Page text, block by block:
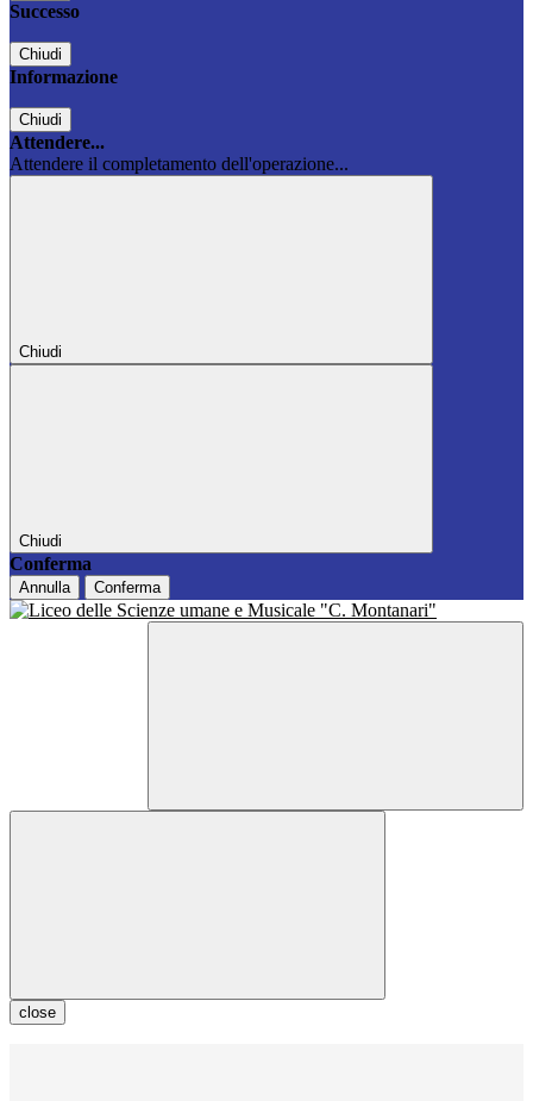
Successo
Chiudi
Informazione
Chiudi
Attendere...
Attendere il completamento dell'operazione...
Chiudi
Chiudi
Conferma
Annulla Conferma
close